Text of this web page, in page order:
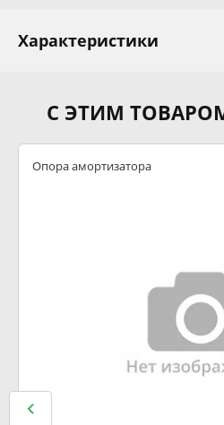
Характеристики
С ЭТИМ
Опора амортизатора